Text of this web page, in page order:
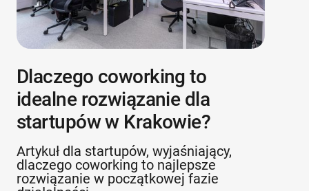
Dlaczego coworking to
idealne rozwiązanie dla
startupów w Krakowie?
Artykuł dla startupów, wyjaśniający,
dlaczego coworking to najlepsze
rozwiązanie w początkowej fazie